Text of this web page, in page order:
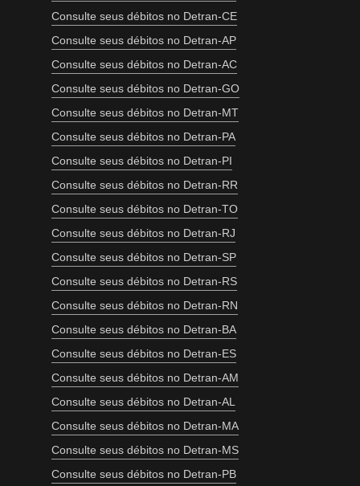
Consulte seus débitos no Detran-CE
Consulte seus débitos no Detran-AP
Consulte seus débitos no Detran-AC
Consulte seus débitos no Detran-GO
Consulte seus débitos no Detran-MT
Consulte seus débitos no Detran-PA
Consulte seus débitos no Detran-PI
Consulte seus débitos no Detran-RR
Consulte seus débitos no Detran-TO
Consulte seus débitos no Detran-RJ
Consulte seus débitos no Detran-SP
Consulte seus débitos no Detran-RS
Consulte seus débitos no Detran-RN
Consulte seus débitos no Detran-BA
Consulte seus débitos no Detran-ES
Consulte seus débitos no Detran-AM
Consulte seus débitos no Detran-AL
Consulte seus débitos no Detran-MA
Consulte seus débitos no Detran-MS
Consulte seus débitos no Detran-PB